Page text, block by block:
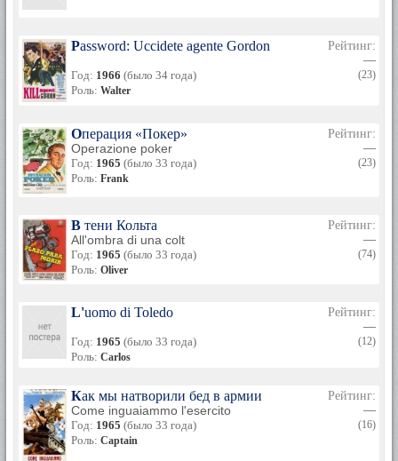
Password: Uccidete agente Gordon
Год: 1966 (было 34 года)
Роль: Walter
Рейтинг:
—
(23)
Операция «Покер»
Operazione poker
Год: 1965 (было 33 года)
Роль: Frank
Рейтинг:
—
(23)
В тени Кольта
All'ombra di una colt
Год: 1965 (было 33 года)
Роль: Oliver
Рейтинг:
—
(74)
L'uomo di Toledo
Год: 1965 (было 33 года)
Роль: Carlos
Рейтинг:
—
(12)
Как мы натворили бед в армии
Come inguaiammo l'esercito
Год: 1965 (было 33 года)
Роль: Captain
Рейтинг:
—
(16)